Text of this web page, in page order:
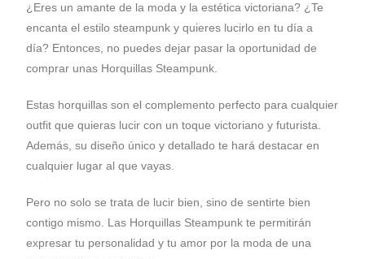
¿Eres un amante de la moda y la estética victoriana? ¿Te
encanta el estilo steampunk y quieres lucirlo en tu día a
día? Entonces, no puedes dejar pasar la oportunidad de
comprar unas Horquillas Steampunk.
Estas horquillas son el complemento perfecto para cualquier
outfit que quieras lucir con un toque victoriano y futurista.
Además, su diseño único y detallado te hará destacar en
cualquier lugar al que vayas.
Pero no solo se trata de lucir bien, sino de sentirte bien
contigo mismo. Las Horquillas Steampunk te permitirán
expresar tu personalidad y tu amor por la moda de una